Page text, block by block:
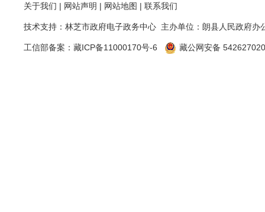
一、本年新收
关于我们 | 网站声明 | 网站地图 | 联系我们
技术支持：林芝市政府电子政务中心 主办单位：朗县人民政府办
工信部备案： 藏ICP备11000170号-6 藏公网安备